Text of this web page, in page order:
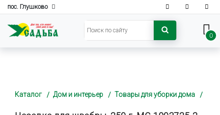
пос. Глушково
0
Каталог Дом и интерьер Товары для уборки дома